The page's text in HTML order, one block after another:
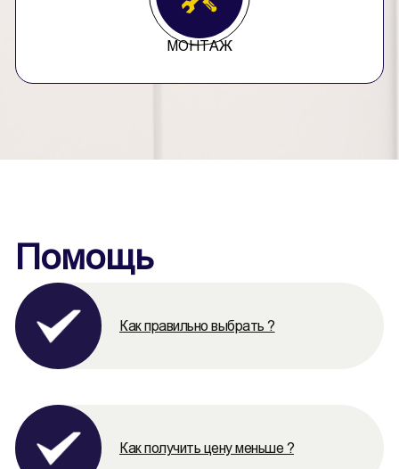
МОНТАЖ
Помощь
Как правильно выбрать ?
Как получить цену меньше ?